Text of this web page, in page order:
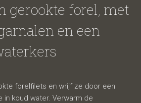
gerookte forel, met
en een
forelfilets en wrijf ze door een
in koud water. Verwarm de